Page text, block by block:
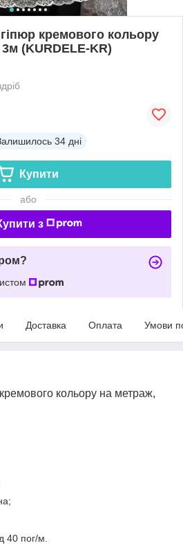
кремового кольору
(KURDELE-KR)
34 дні
Купити
або
з
Доставка Оплата Умови
кольору на метраж,
40 пог/м.